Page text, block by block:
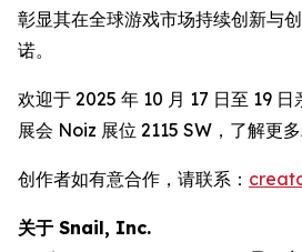
彰显其在全球游戏市场持续创新与
诺。
欢迎于 2025 年 10 月 17 日至 19
展会 Noiz 展位 2115 SW，了解更多
创作者如有意合作，请联系：
关于 Snail, Inc.